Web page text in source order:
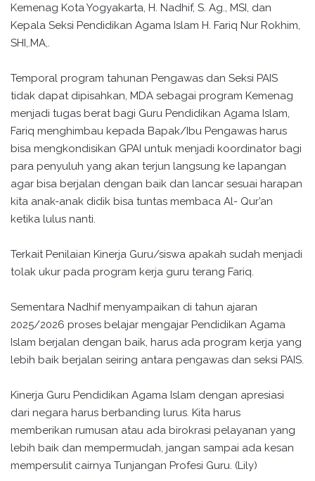
Kemenag Kota Yogyakarta, H. Nadhif, S. Ag., MSI, dan
Kepala Seksi Pendidikan Agama Islam H. Fariq Nur Rokhim,
SHI,.MA,.
Temporal program tahunan Pengawas dan Seksi PAIS
tidak dapat dipisahkan, MDA sebagai program Kemenag
menjadi tugas berat bagi Guru Pendidikan Agama Islam,
Fariq menghimbau kepada Bapak/Ibu Pengawas harus
bisa mengkondisikan GPAI untuk menjadi koordinator bagi
para penyuluh yang akan terjun langsung ke lapangan
agar bisa berjalan dengan baik dan lancar sesuai harapan
kita anak-anak didik bisa tuntas membaca Al- Qur’an
ketika lulus nanti.
Terkait Penilaian Kinerja Guru/siswa apakah sudah menjadi
tolak ukur pada program kerja guru terang Fariq.
Sementara Nadhif menyampaikan di tahun ajaran
2025/2026 proses belajar mengajar Pendidikan Agama
Islam berjalan dengan baik, harus ada program kerja yang
lebih baik berjalan seiring antara pengawas dan seksi PAIS.
Kinerja Guru Pendidikan Agama Islam dengan apresiasi
dari negara harus berbanding lurus. Kita harus
memberikan rumusan atau ada birokrasi pelayanan yang
lebih baik dan mempermudah, jangan sampai ada kesan
mempersulit cairnya Tunjangan Profesi Guru. (Lily)